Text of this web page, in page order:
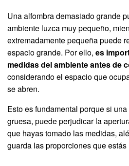
Una alfombra demasiado grande
ambiente luzca muy pequeño,
extremadamente pequeña puede
espacio grande. Por ello, es
medidas del ambiente antes de
considerando el espacio que
se abren.
Esto es fundamental porque si
gruesa, puede perjudicar la
que hayas tomado las medidas,
guarda las proporciones que